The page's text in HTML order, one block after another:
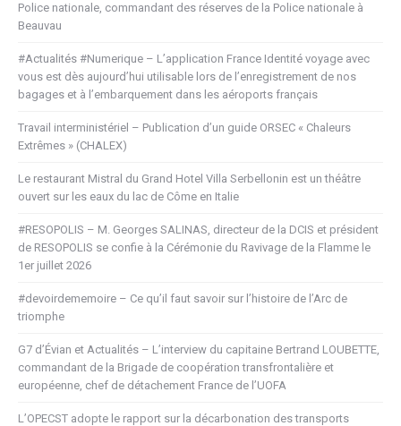
Police nationale, commandant des réserves de la Police nationale à
Beauvau
#Actualités #Numerique – L’application France Identité voyage avec
vous est dès aujourd’hui utilisable lors de l’enregistrement de nos
bagages et à l’embarquement dans les aéroports français
Travail interministériel – Publication d’un guide ORSEC « Chaleurs
Extrêmes » (CHALEX)
Le restaurant Mistral du Grand Hotel Villa Serbellonin est un théâtre
ouvert sur les eaux du lac de Côme en Italie
#RESOPOLIS – M. Georges SALINAS, directeur de la DCIS et président
de RESOPOLIS se confie à la Cérémonie du Ravivage de la Flamme le
1er juillet 2026
#devoirdememoire – Ce qu’il faut savoir sur l’histoire de l’Arc de
triomphe
G7 d’Évian et Actualités – L’interview du capitaine Bertrand LOUBETTE,
commandant de la Brigade de coopération transfrontalière et
européenne, chef de détachement France de l’UOFA
L’OPECST adopte le rapport sur la décarbonation des transports